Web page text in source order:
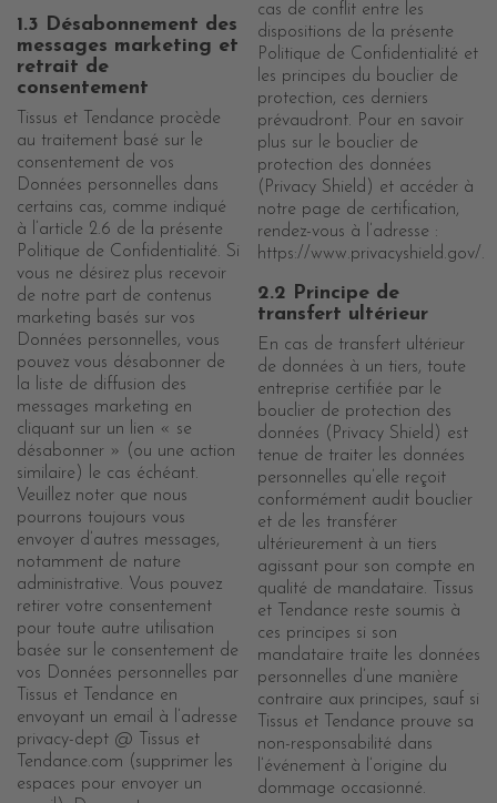
1.3 Désabonnement des
messages marketing et
retrait de
consentement
Tissus et Tendance procède
au traitement basé sur le
consentement de vos
Données personnelles dans
certains cas, comme indiqué
à l’article 2.6 de la présente
Politique de Confidentialité. Si
vous ne désirez plus recevoir
de notre part de contenus
marketing basés sur vos
Données personnelles, vous
pouvez vous désabonner de
la liste de diffusion des
messages marketing en
cliquant sur un lien « se
désabonner » (ou une action
similaire) le cas échéant.
Veuillez noter que nous
pourrons toujours vous
envoyer d’autres messages,
notamment de nature
administrative. Vous pouvez
retirer votre consentement
pour toute autre utilisation
basée sur le consentement de
vos Données personnelles par
Tissus et Tendance en
envoyant un email à l’adresse
privacy-dept @ Tissus et
Tendance.com (supprimer les
espaces pour envoyer un
cas de conflit entre les
dispositions de la présente
Politique de Confidentialité et
les principes du bouclier de
protection, ces derniers
prévaudront. Pour en savoir
plus sur le bouclier de
protection des données
(Privacy Shield) et accéder à
notre page de certification,
rendez-vous à l’adresse :
https://www.privacyshield.gov/.
2.2 Principe de
transfert ultérieur
En cas de transfert ultérieur
de données à un tiers, toute
entreprise certifiée par le
bouclier de protection des
données (Privacy Shield) est
tenue de traiter les données
personnelles qu’elle reçoit
conformément audit bouclier
et de les transférer
ultérieurement à un tiers
agissant pour son compte en
qualité de mandataire. Tissus
et Tendance reste soumis à
ces principes si son
mandataire traite les données
personnelles d’une manière
contraire aux principes, sauf si
Tissus et Tendance prouve sa
non-responsabilité dans
l’événement à l’origine du
dommage occasionné.